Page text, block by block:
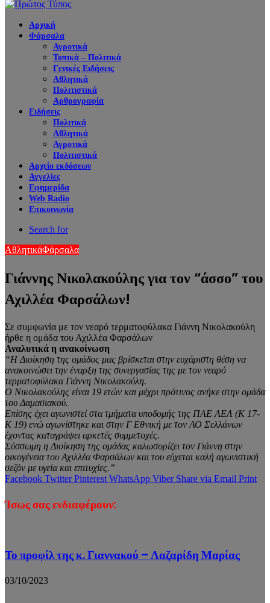
Αρχική
Φάρσαλα
Αγροτικά
Τοπικά – Πολιτικά
Γενικές Ειδήσεις
Αθλητικά
Πολιτιστικά
Αρθρογραφία
Ειδήσεις
Πολιτικά
Αθλητικά
Αγροτικά
Πολιτιστικά
Αρχείο εκδόσεων
Αγγελίες
Εφημερίδα
Web Radio
Επικοινωνία
Search for
ΑθλητικάΦάρσαλα
Γιάννης Νικολακούλης για τον “άσσο” του
Αχιλλέα Φαρσάλων!
Σε συμφωνία με τον νεαρό τερματοφύλακα Γιάννη Νικολακούλη
ήρθε η ομάδα του Αχιλλέα Φαρσάλων
Αναλυτικά η ανακοίνωση
“Η Διοίκηση της ομάδος μας βρίσκεται στην ευχάριστη θέση να
ανακοινώσει την έναρξη της συνεργασίας της με τον νεαρό
τερματοφύλακα Γιάννη Νικολακούλη.
Ο Νικολακούλης είναι 19 ετών και μέχρι πρότινος ανήκε στην ομάδα
του Δαμασιακού.
Επίσης έχει αγωνιστεί στα τμήματα υποδομής της ΠΑΕ ΑΕΛ (Κ 17-
Κ 19) ενώ αγωνίστηκε και στην Γ Εθνική με τον ΑΟ Σελλάνων
έχοντας καταγράψει αρκετές συμμετοχές.
Σύσσωμη η Διοίκηση της ομάδας καλωσορίζει τον Γιάννη στην
οικογένεια του Αχιλλέα Φαρσάλων και του εύχεται καλή αγωνιστική
σεζόν με υγεία και επιτυχίες.”
Facebook Twitter Pinterest WhatsApp Viber Share via Email Print
Ίσως σας ενδιαφέρουν:
Το προφίλ της κ. Γιαννακού – Λαζαρίδη Μαρίας
03/10/2023